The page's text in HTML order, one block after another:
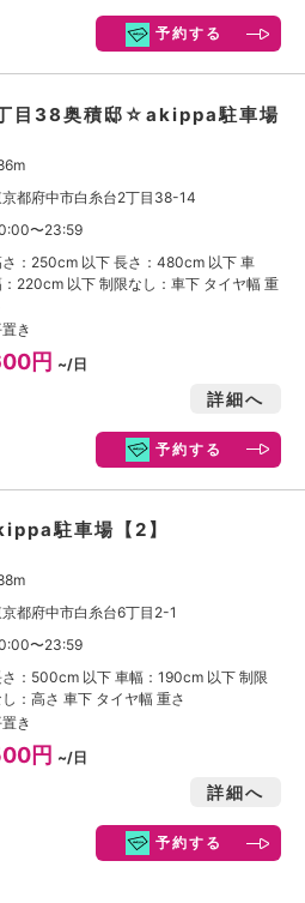
予約する
目38奥積邸☆akippa駐車場
京都府中市白糸台2丁目38-14
〜23:59
さ：250cm 以下 長さ：480cm 以下 車
220cm 以下 制限なし：車下 タイヤ幅 重
き
円 ~/日
詳細へ
予約する
駐車場【2】
都府中市白糸台6丁目2-1
〜23:59
さ：500cm 以下 車幅：190cm 以下 制限
：高さ 車下 タイヤ幅 重さ
き
円 ~/日
詳細へ
予約する